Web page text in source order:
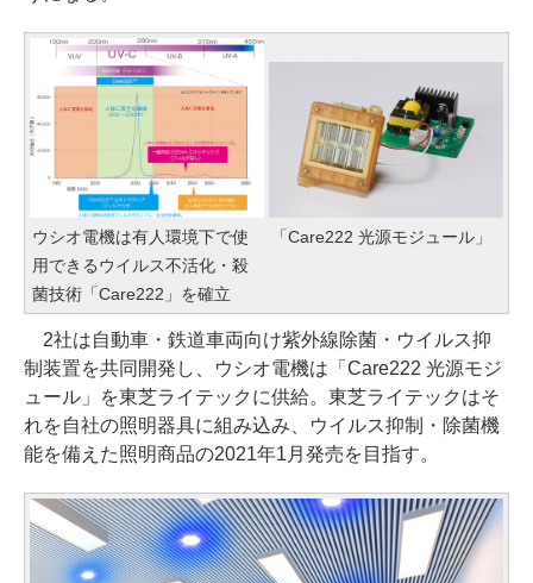
ウシオ電機は有人環境下で使
用できるウイルス不活化・殺
菌技術「Care222」を確立
「Care222 光源モジュール」
2社は自動車・鉄道車両向け紫外線除菌・ウイルス抑
制装置を共同開発し、ウシオ電機は「Care222 光源モジ
ュール」を東芝ライテックに供給。東芝ライテックはそ
れを自社の照明器具に組み込み、ウイルス抑制・除菌機
能を備えた照明商品の2021年1月発売を目指す。